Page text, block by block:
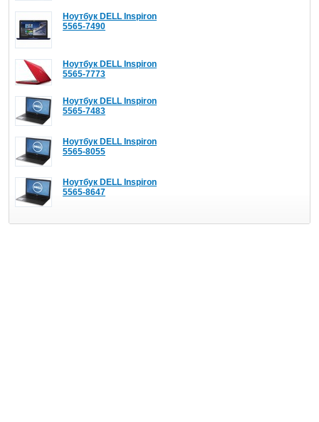
Ноутбук DELL Inspiron
5565-7490
Ноутбук DELL Inspiron
5565-7773
Ноутбук DELL Inspiron
5565-7483
Ноутбук DELL Inspiron
5565-8055
Ноутбук DELL Inspiron
5565-8647